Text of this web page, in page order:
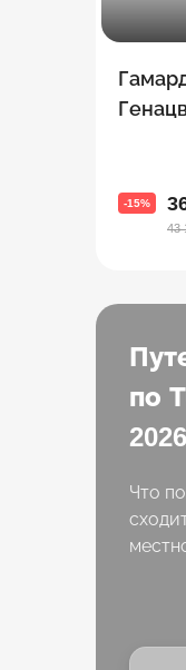
-15%
43
по
2026
Что